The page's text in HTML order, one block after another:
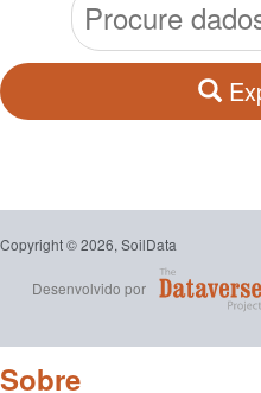
Copyright © 2026, SoilData
Desenvolvido por
Sobre